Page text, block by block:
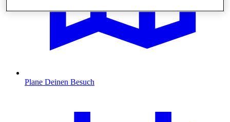
Plane Deinen Besuch